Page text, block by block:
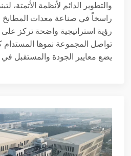
والتطوير الدائم لأنظمة الأتمتة،
راسخاً في صناعة معدات المطابخ
رؤية استراتيجية واضحة تركز على
تواصل المجموعة نموها
يضع معايير الجودة والمستقبل